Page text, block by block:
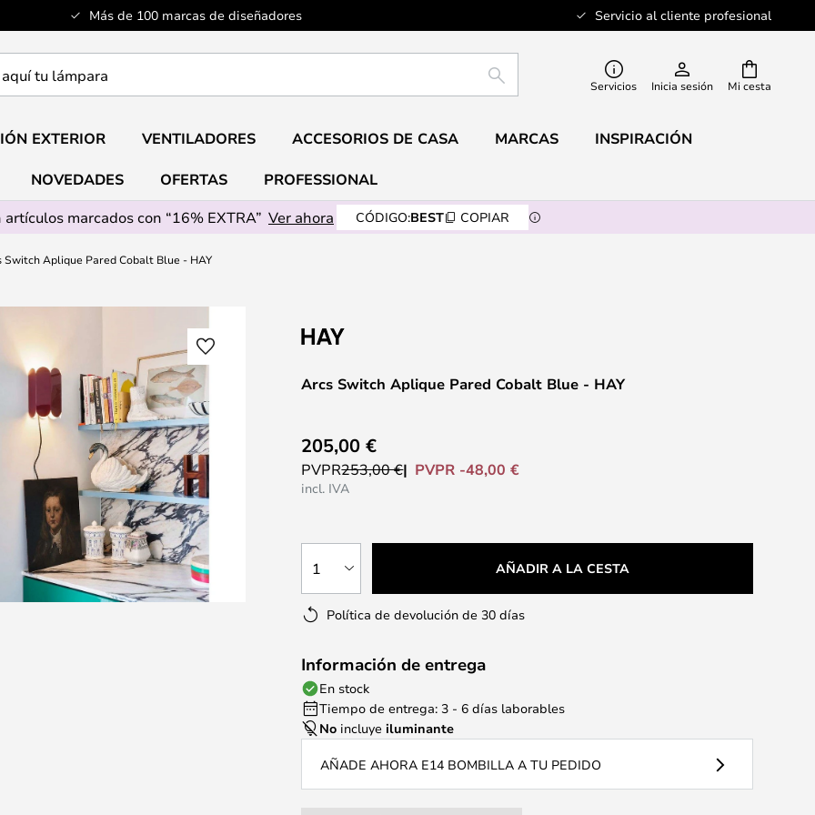
Más de 100 marcas de diseñadores Servicio al cliente profesional
Mi cesta
BUSCAR Servicios Inicia sesión
EXTERIOR VENTILADORES ACCESORIOS DE CASA MARCAS INSPIRACIÓN
NOVEDADES OFERTAS
PROFESSIONAL
artículos marcados con “16% EXTRA” Ver ahora CÓDIGO:BEST COPIAR
Switch Aplique Pared Cobalt Blue - HAY
Arcs Switch Aplique Pared Cobalt Blue - HAY
205,00 €
PVPR253,00 € PVPR -48,00 €
incl. IVA
1 AÑADIR A LA CESTA
Política de devolución de 30 días
Información de entrega
En stock
Tiempo de entrega: 3 - 6 días laborables
No incluyeiluminante
AÑADE AHORA E14 BOMBILLA A TU PEDIDO